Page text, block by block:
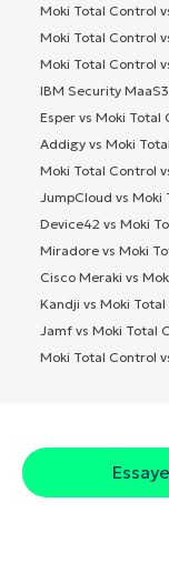
Moki Total Control
Moki Total Control
Moki Total Control
IBM Security
Esper vs Moki Total
Addigy vs Moki
Moki Total Control
JumpCloud vs Moki
Device42 vs Moki
Miradore vs Moki
Cisco Meraki vs
Kandji vs Moki
Jamf vs Moki Total
Moki Total Control